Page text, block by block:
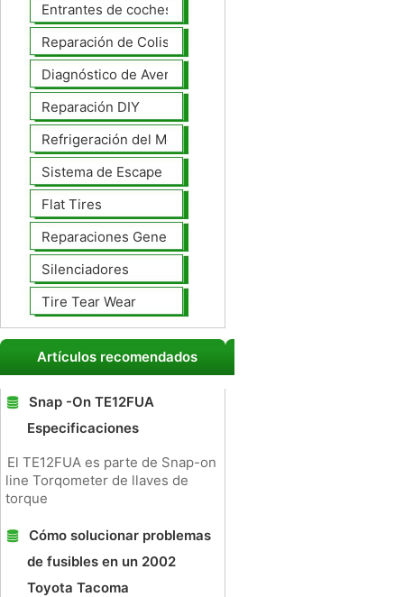
Entrantes de coches
Reparación de Colisiones
Diagnóstico de Averías
Reparación DIY
Refrigeración del Motor
Sistema de Escape
Flat Tires
Reparaciones Generales
Silenciadores
Tire Tear Wear
Artículos recomendados
Snap -On TE12FUA
Especificaciones
El TE12FUA es parte de Snap-on
line Torqometer de llaves de
torque
Cómo solucionar problemas
de fusibles en un 2002
Toyota Tacoma